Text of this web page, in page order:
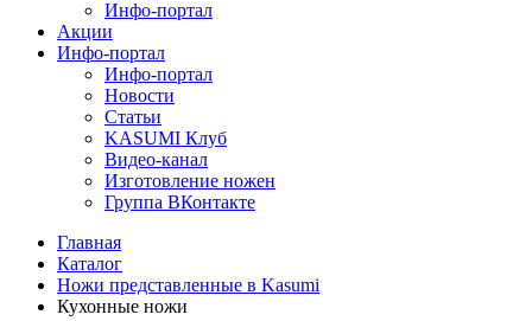
Инфо-портал
Акции
Инфо-портал
Инфо-портал
Новости
Статьи
KASUMI Клуб
Видео-канал
Изготовление ножен
Группа ВКонтакте
Главная
Каталог
Ножи представленные в Kasumi
Кухонные ножи